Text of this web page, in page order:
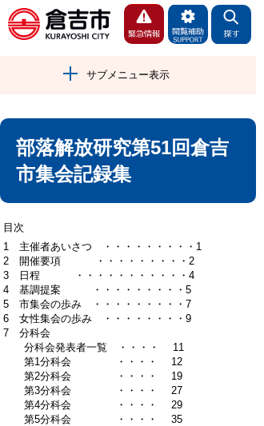
サブメニュー表示
部落解放研究第51回倉吉
市集会記録集
目次
1 主催者あいさつ ・・・・・・・・・1
2 開催要項 ・・・・・・・・・2
3 日程 ・・・・・・・・・・・4
4 基調提案 ・・・・・・・・・5
5 市集会の歩み ・・・・・・・・・7
6 女性集会の歩み ・・・・・・・・9
7 分科会
分科会発表者一覧 ・・・・ 11
第1分科会 ・・・・ 12
第2分科会 ・・・・ 19
第3分科会 ・・・・ 27
第4分科会 ・・・・ 29
第5分科会 ・・・・ 35